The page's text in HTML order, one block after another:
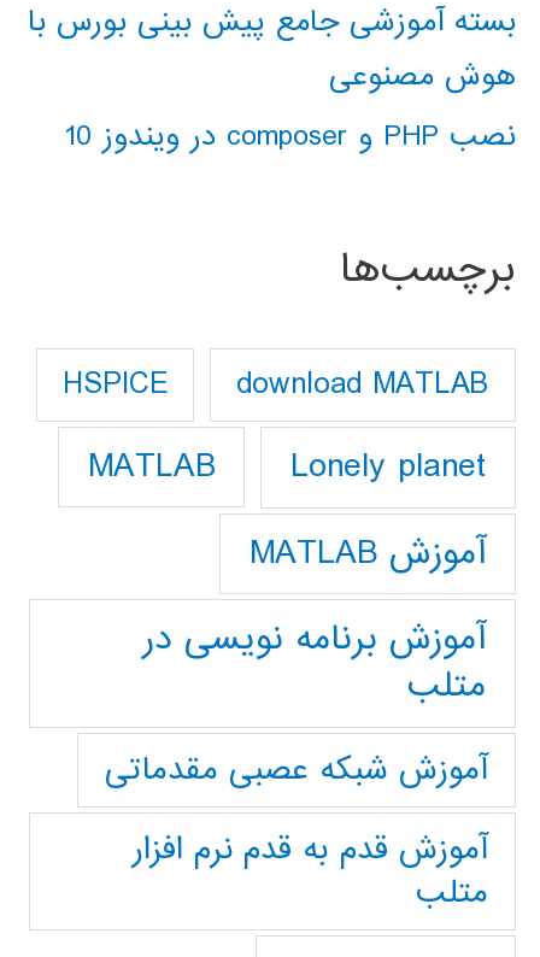
بسته آموزشی جامع پیش بینی بورس با
هوش مصنوعی
نصب PHP و composer در ویندوز 10
برچسب‌ها
download MATLAB
HSPICE
Lonely planet
MATLAB
آموزش MATLAB
آموزش برنامه نویسی در
متلب
آموزش شبکه عصبی مقدماتی
آموزش قدم به قدم نرم افزار
متلب